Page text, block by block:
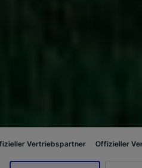
Offizieller Vertriebspartner